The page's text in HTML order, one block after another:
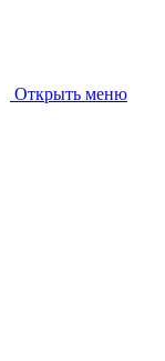
Открыть меню